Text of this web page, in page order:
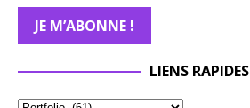
LIENS RAPIDES